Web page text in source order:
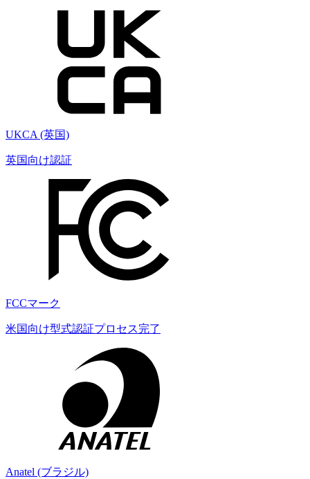
UKCA (英国)
英国向け認証
FCCマーク
米国向け型式認証プロセス完了
Anatel (ブラジル)